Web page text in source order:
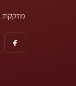
מזקקת